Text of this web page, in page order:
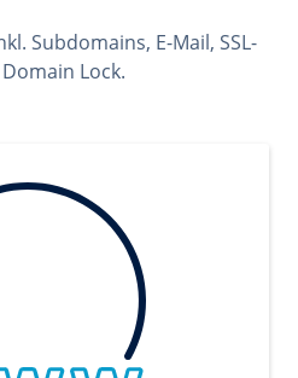
Subdomains, E-Mail, SSL-
Lock.